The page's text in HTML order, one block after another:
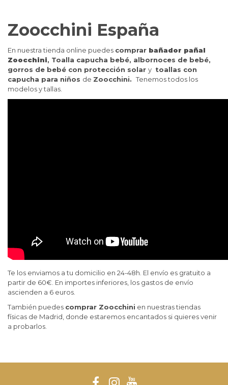
Zoocchini España
En nuestra tienda online puedes comprar bañador pañal
Zoocchini, Toalla capucha bebé, albornoces de bebé,
gorros de bebé con protección solar y toallas con
capucha para niños de Zoocchini. Tenemos todos los
modelos y tallas.
Te los enviamos a tu domicilio en 24-48h. El envío es gratuito a
partir de 60€. En importes inferiores, los gastos de envío
ascienden a 6 euros.
También puedes comprar Zoocchini en nuestras tiendas
físicas de Madrid, donde estaremos encantados si quieres venir
a probarlos.